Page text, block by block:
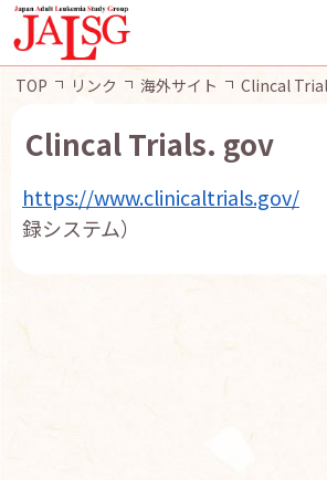
TOP
会員ページ
TOP リンク 海外サイト Clincal
Clincal Trials. gov
https://www.clinicaltrials.gov/
録システム）